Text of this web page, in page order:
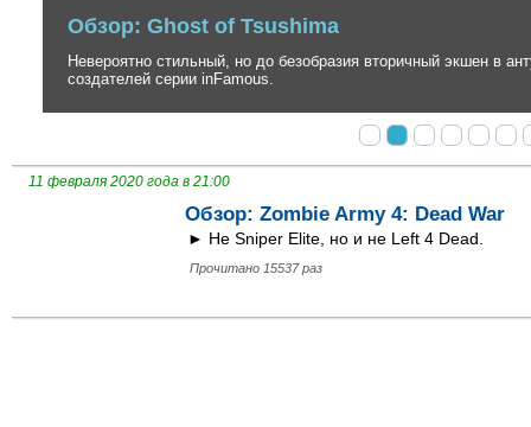
Невероятно стильный, но до безобразия вторичный экшен в
создателей серии inFamous.
11 февраля 2020 года в 21:00
Обзор: Zombie Army 4: Dead War
► Не Sniper Elite, но и не Left 4 Dead.
Прочитано 15537 раз